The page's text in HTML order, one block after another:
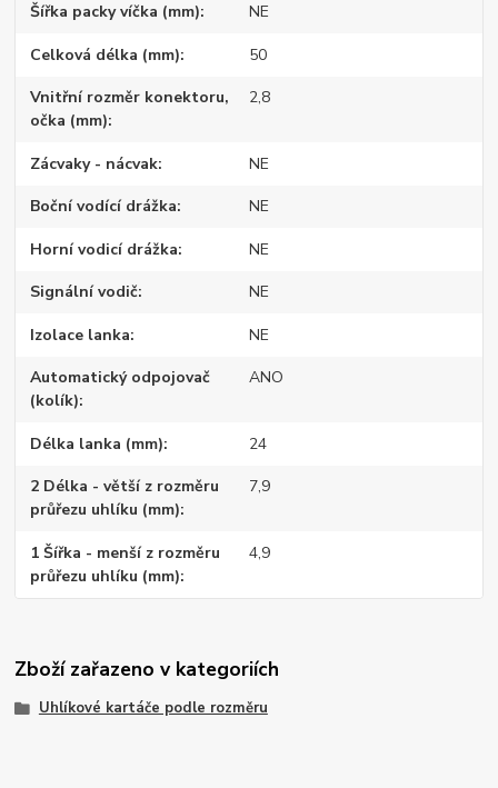
Šířka packy víčka (mm) NE
Celková délka (mm) 50
Vnitřní rozměr konektoru,
očka (mm)
2,8
Zácvaky - nácvak NE
Boční vodící drážka NE
Horní vodicí drážka NE
Signální vodič NE
Izolace lanka NE
Automatický odpojovač
(kolík)
ANO
Délka lanka (mm) 24
2 Délka - větší z rozměru
průřezu uhlíku (mm)
7,9
1 Šířka - menší z rozměru
průřezu uhlíku (mm)
4,9
Zboží zařazeno v kategoriích
Uhlíkové kartáče podle rozměru